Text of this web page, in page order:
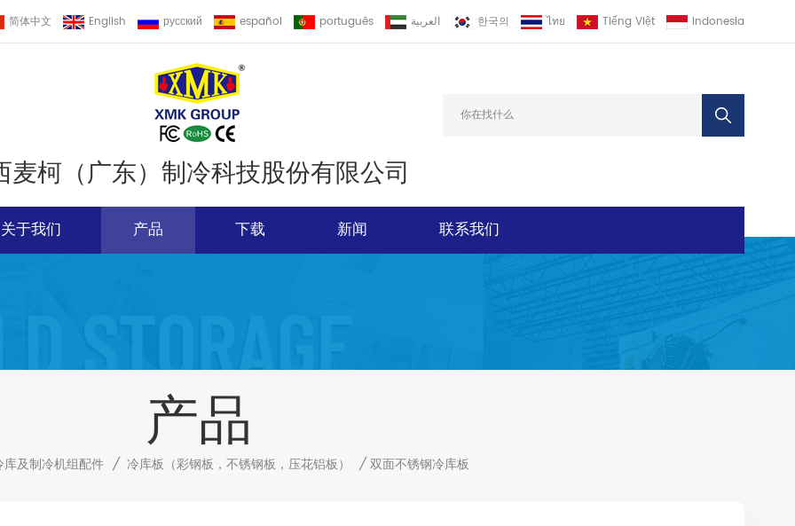
简体中文 English русский español português العربية 한국의 ไทย Tiếng Việt Indonesia
麦柯（广东）制冷科技股份有限公司
关于我们 产品 下载 新闻 联系我们
产品
库及制冷机组配件 / 冷库板（彩钢板，不锈钢板，压花铝板） / 双面不锈钢冷库板